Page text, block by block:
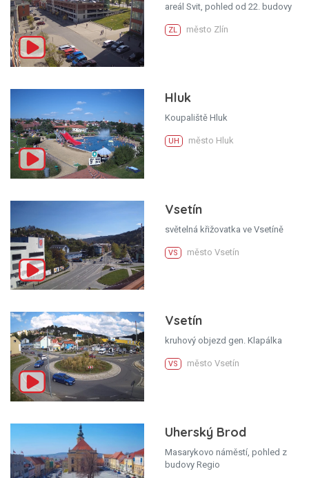
areál Svit, pohled od 22. budovy
ZL město Zlín
Hluk
Koupaliště Hluk
UH město Hluk
Vsetín
světelná křižovatka ve Vsetíně
VS město Vsetín
Vsetín
kruhový objezd gen. Klapálka
VS město Vsetín
Uherský Brod
Masarykovo náměstí, pohled z
budovy Regio